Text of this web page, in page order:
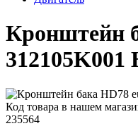
Кронштейн
Код товара в нашем
235564